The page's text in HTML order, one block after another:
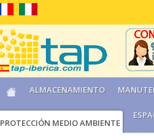
ALMACENAMIENTO
PROTECCIÓN MEDIO AMBIENTE